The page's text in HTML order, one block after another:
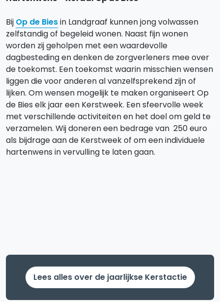
Bij Op de Biesin Landgraaf kunnen jong volwassen
zelfstandig of begeleid wonen. Naast fijn wonen
worden zij geholpen met een waardevolle
dagbesteding en denken de zorgverleners mee over
de toekomst. Een toekomst waarin misschien wensen
liggen die voor anderen al vanzelfsprekend zijn of
lijken. Om wensen mogelijk te maken organiseert Op
de Bies elk jaar een Kerstweek. Een sfeervolle week
met verschillende activiteiten en het doel om geld te
verzamelen. Wij doneren een bedrage van 250 euro
als bijdrage aan de Kerstweek of om een individuele
hartenwens in vervulling te laten gaan.
Lees alles over de jaarlijkse Kerstactie